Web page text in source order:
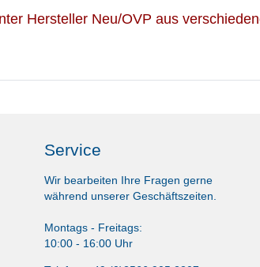
Hersteller Neu/OVP aus
Service
Wir bearbeiten Ihre Fragen gerne
während unserer Geschäftszeiten.
Montags - Freitags:
10:00 - 16:00 Uhr